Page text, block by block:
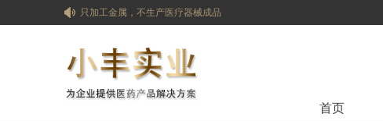
只加工金属，不生产医疗器械成品
医疗器械合同定制研发生产(CDMO)服务
擅长市场评估，降低企业投资风险
首页